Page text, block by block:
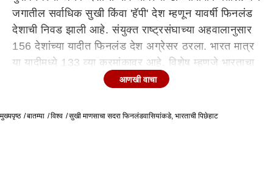
जगातील सर्वाधिक सुखी किंवा 'हॅपी' देश म्हणून यावर्षी फिनलंड
देशाची निवड झाली आहे. संयुक्त राष्ट्रसंघाच्या अहवालानुसार
156 देशांच्या यादीत फिनलंड देश अग्रेसर ठरला. भारत मात्र
या यादीमध्ये 133 व्या क्रमांकावर आहे. विशेष म्हणजे भारताचा
शेजारी पाकिस्तानही 75 व्या स्थानावर आहे. गेल्या वर्षीच्या
मात्र घसरणच झाली आहे. पाकिस्तानप्रमाणे भारताचे सर्व
आणखी वाचा
मुख्यपृष्ठ बातम्या विश्व सुखी माणसाचा सदरा फिनलंडवासियांकडे, भारताची पिछेहाट